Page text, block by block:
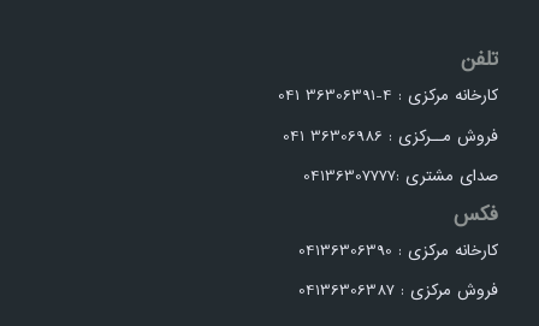
تلفن
کارخانه مرکزی : 4-36306391 041
فروش مــرکزی : 36306986 041
صدای مشتری :04136307777
فکس
کارخانه مرکزی : 04136306390
فروش مرکزی : 04136306387